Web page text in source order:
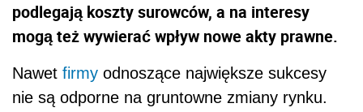
podlegają koszty surowców, a na interesy
mogą też wywierać wpływ nowe akty prawne.
Nawet firmy odnoszące największe sukcesy
nie są odporne na gruntowne zmiany rynku.